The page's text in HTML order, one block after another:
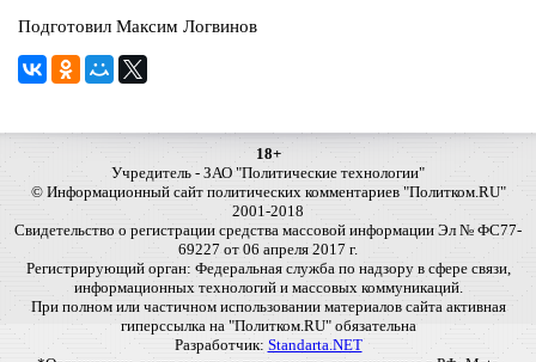
Подготовил Максим Логвинов
18+
Учредитель - ЗАО "Политические технологии"
© Информационный сайт политических комментариев "Политком.RU"
2001-2018
Свидетельство о регистрации средства массовой информации Эл № ФС77-
69227 от 06 апреля 2017 г.
Регистрирующий орган: Федеральная служба по надзору в сфере связи,
информационных технологий и массовых коммуникаций.
При полном или частичном использовании материалов сайта активная
гиперссылка на "Политком.RU" обязательна
Разработчик: Standarta.NET